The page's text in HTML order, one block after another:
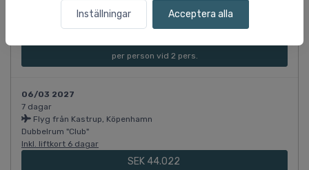
Inställningar Acceptera alla
Dubbelrum "Club"
per person vid 2 pers.
06/03 2027
7 dagar
Flyg från Kastrup, Köpenhamn
Dubbelrum "Club"
Inkl. liftkort 6 dagar
SEK 44.022